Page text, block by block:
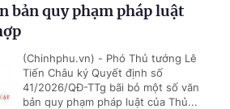
bản quy phạm pháp luật
(Chinhphu.vn) - Phó Thủ tướng Lê
Tiến Châu ký Quyết định số
41/2026/QĐ-TTg bãi bỏ một số văn
bản quy phạm pháp luật của Thủ...